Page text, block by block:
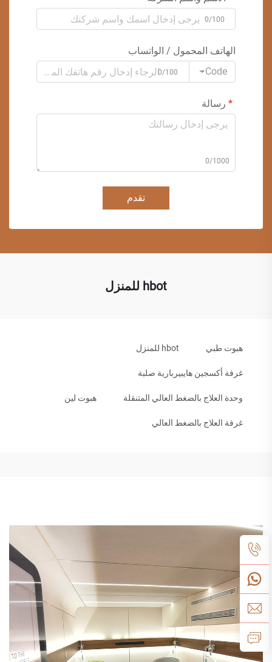
0/100
الهاتف المحمول / الواتساب
Code
0/100
رسالة
0/1000
تقدم
hbot للمنزل
هبوت طبي hbot للمنزل
غرفة أكسجين هايبيربارية صلبة
وحدة العلاج بالضغط العالي المتنقلة هبوت لين
غرفة العلاج بالضغط العالي